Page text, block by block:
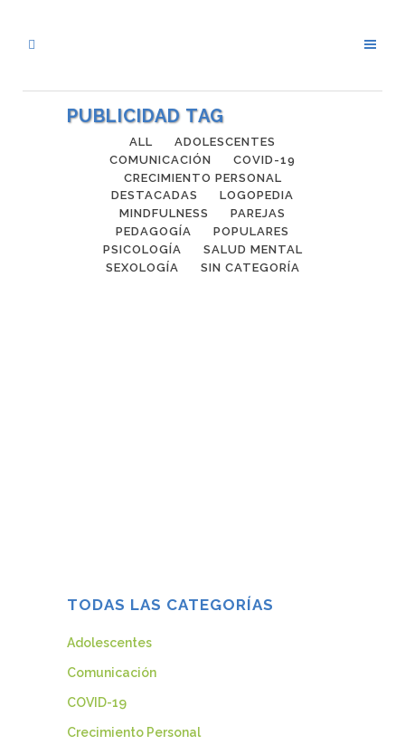
PUBLICIDAD TAG
ALL
ADOLESCENTES
COMUNICACIÓN
COVID-19
CRECIMIENTO PERSONAL
DESTACADAS
LOGOPEDIA
MINDFULNESS
PAREJAS
PEDAGOGÍA
POPULARES
PSICOLOGÍA
SALUD MENTAL
SEXOLOGÍA
SIN CATEGORÍA
TODAS LAS CATEGORÍAS
Adolescentes
Comunicación
COVID-19
Crecimiento Personal